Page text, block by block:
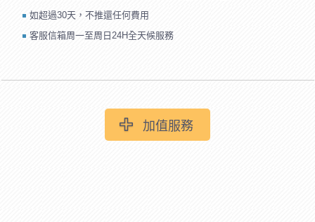
如超過30天，不推還任何費用
客服信箱周一至周日24H全天候服務
加值服務